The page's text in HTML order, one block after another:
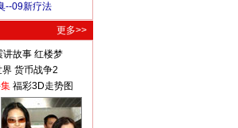
--09新疗法
更多>>
讲故事 红楼梦
界 货币战争2
福彩3D走势图